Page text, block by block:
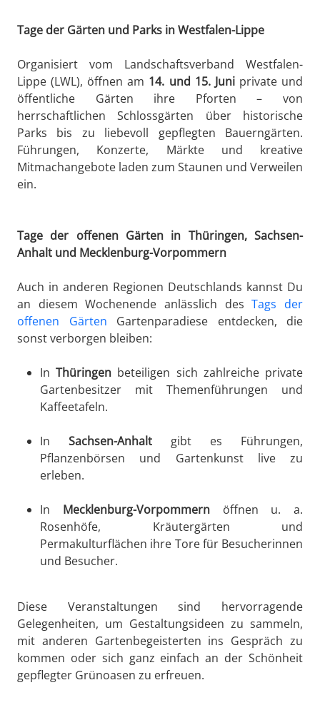
Tage der Gärten und Parks in Westfalen-Lippe
Organisiert vom Landschaftsverband Westfalen-
Lippe (LWL), öffnen am 14. und 15. Juniprivate und
öffentliche Gärten ihre Pforten – von
herrschaftlichen Schlossgärten über historische
Parks bis zu liebevoll gepflegten Bauerngärten.
Führungen, Konzerte, Märkte und kreative
Mitmachangebote laden zum Staunen und Verweilen
ein.
Tage der offenen Gärten in Thüringen, Sachsen-
Anhalt und Mecklenburg-Vorpommern
Auch in anderen Regionen Deutschlands kannst Du
an diesem Wochenende anlässlich desTags der
offenen Gärten Gartenparadiese entdecken, die
sonst verborgen bleiben:
InThüringen beteiligen sich zahlreiche private
Gartenbesitzer mit Themenführungen und
Kaffeetafeln.
In Sachsen-Anhalt gibt es Führungen,
Pflanzenbörsen und Gartenkunst live zu
erleben.
In Mecklenburg-Vorpommernöffnen u. a.
Rosenhöfe, Kräutergärten und
Permakulturflächen ihre Tore für Besucherinnen
und Besucher.
Diese Veranstaltungen sind hervorragende
Gelegenheiten, um Gestaltungsideen zu sammeln,
mit anderen Gartenbegeisterten ins Gespräch zu
kommen oder sich ganz einfach an der Schönheit
gepflegter Grünoasen zu erfreuen.